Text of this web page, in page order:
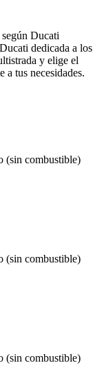
Ducati
dedicada a los
y elige el
a tus necesidades.
(sin combustible)
(sin combustible)
(sin combustible)